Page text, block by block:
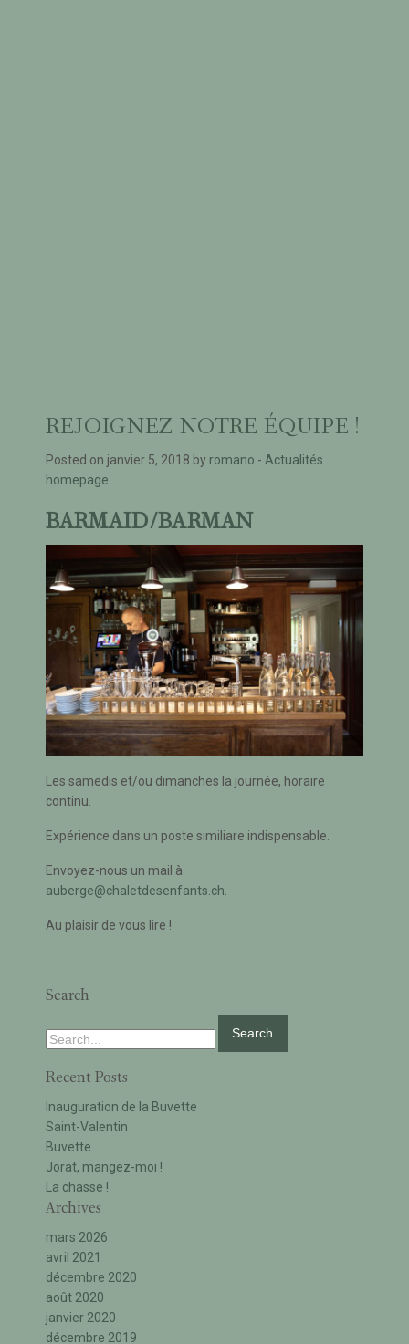
REJOIGNEZ NOTRE ÉQUIPE !
Posted on janvier 5, 2018 by romano - Actualités
homepage
BARMAID/BARMAN
Les samedis et/ou dimanches la journée, horaire
continu.
Expérience dans un poste similiare indispensable.
Envoyez-nous un mail à
auberge@chaletdesenfants.ch
Au plaisir de vous lire !
Search
for:
Recent Posts
Inauguration de la Buvette
Saint-Valentin
Buvette
Jorat, mangez-moi !
La chasse !
Archives
mars 2026
avril 2021
décembre 2020
août 2020
janvier 2020
décembre 2019